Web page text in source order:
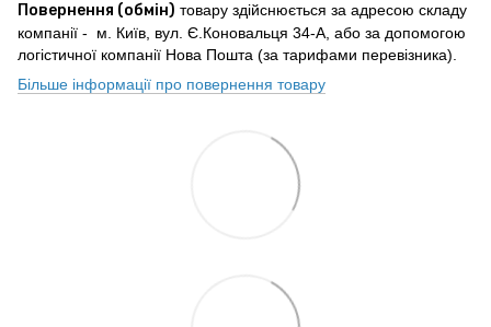
Повернення (обмін) товару здійснюється за адресою складу
компанії - м. Київ, вул. Є.Коновальця 34-А, або за допомогою
логістичної компанії Нова Пошта (за тарифами перевізника).
Більше інформації про повернення товару